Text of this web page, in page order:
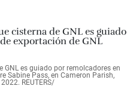
GNL es guiado por remolcadores en
Sabine Pass, en Cameron Parish,
REUTERS/